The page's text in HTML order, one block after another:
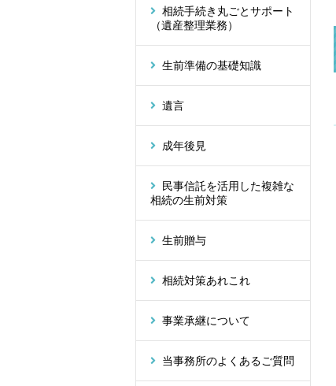
相続手続き丸ごとサポート
（遺産整理業務）
生前準備の基礎知識
遺言
成年後見
民事信託を活用した複雑な
相続の生前対策
生前贈与
相続対策あれこれ
事業承継について
当事務所のよくあるご質問